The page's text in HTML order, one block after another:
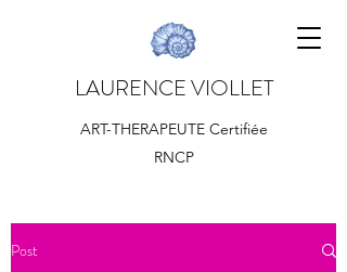
LAURENCE VIOLLET
ART-THERAPEUTE Certifiée
RNCP
Post